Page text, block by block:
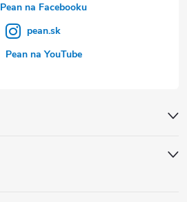
Pean na Facebooku
pean.sk
Pean na YouTube